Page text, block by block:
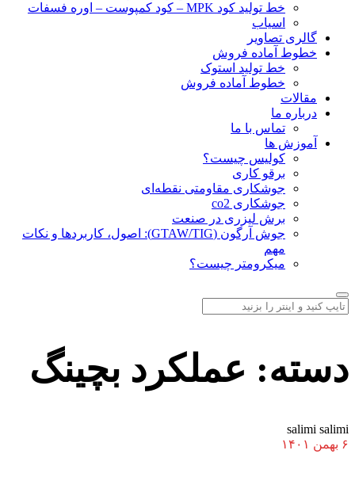
خط تولید کود MPK – کود کمپوست – اوره فسفات
اسیاب
گالری تصاویر
خطوط آماده فروش
خط تولید استوک
خطوط آماده فروش
مقالات
درباره ما
تماس با ما
آموزش ها
کولیس چیست؟
برقو کاری
جوشکاری مقاومتی نقطه‌ای
جوشکاری co2
برش لیزری در صنعت
جوش آرگون (GTAW/TIG): اصول، کاربردها و نکات
مهم
میکرومتر چیست؟
دسته: عملکرد بچینگ
salimi salimi
۶ بهمن ۱۴۰۱